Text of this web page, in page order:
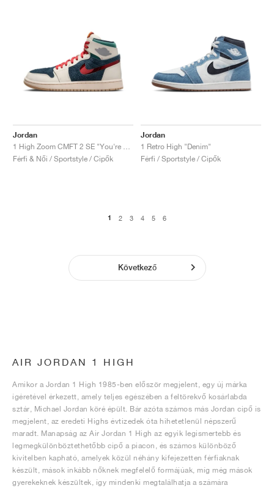
Jordan
Férfi & Női / Sportstyle / Cipők
Jordan
1 Retro High "Denim"
Férfi / Sportstyle / Cipők
1 2 3 4 5 6
Következő
AIR JORDAN 1 HIGH
Amikor a Jordan 1 High 1985-ben először megjelent, egy új márka
ígéretével érkezett, amely teljes egészében a feltörekvő kosárlabda
sztár, Michael Jordan köré épült. Bár azóta számos más Jordan cipő is
megjelent, az eredeti Highs évtizedek óta hihetetlenül népszerű
maradt. Manapság az Air Jordan 1 High az egyik legismertebb és
legmegkülönböztethetőbb cipő a piacon, és számos különböző
kivitelben kapható, amelyek közül néhány kifejezetten férfiaknak
készült, mások inkább nőknek megfelelő formájúak, míg még mások
gyerekeknek készültek, így mindenki megtalálhatja a számára